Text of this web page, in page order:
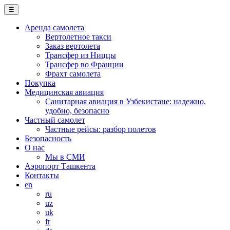
☰
Аренда самолета
Вертолетное такси
Заказ вертолета
Трансфер из Ниццы
Трансфер во Франции
Фрахт самолета
Покупка
Медицинская авиация
Санитарная авиация в Узбекистане: надежно,
удобно, безопасно
Частный самолет
Частные рейсы: разбор полетов
Безопасность
О нас
Мы в СМИ
Аэропорт Ташкента
Контакты
en
ru
uz
uk
fr